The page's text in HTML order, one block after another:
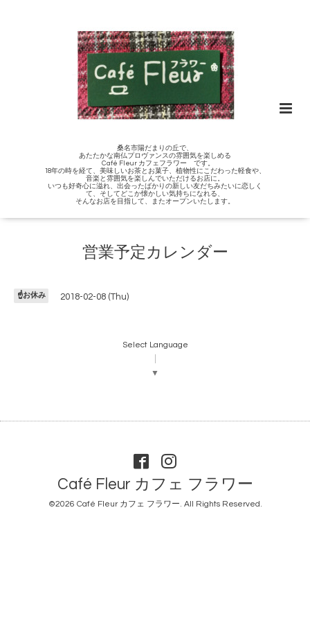
桑名市陽だまりの丘で、
あたたかな南仏プロヴァンスの雰囲気を楽しめる
Café Fleur カフェフラワー です。
18年の時を経て、美味しいお茶とお菓子、植物性にこだわった軽食や、
音楽と雰囲気を楽しんでいただけるお店に。
いつも好奇心に溢れ、出会ったばかりの新しい友だちみたいに恋しく
て、そしてどこか懐かしい気持ちになれる、
そんなお店を目指して、またオープンいたします。
営業予定カレンダー
☝️お休み 2018-02-08 (Thu)
Select Language
▼
Café Fleur カフェ フラワー
©2026 Café Fleur カフェ フラワー. All Rights Reserved.